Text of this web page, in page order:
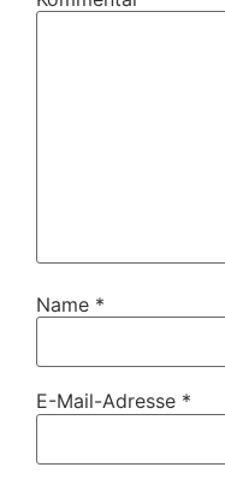
Name *
E-Mail-Adresse *